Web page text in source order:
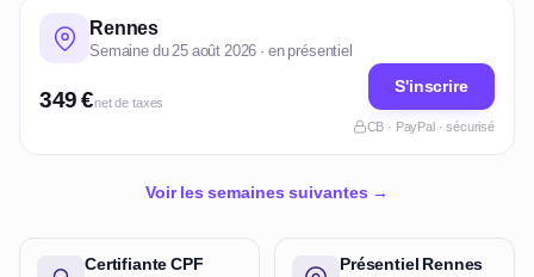
Rennes
Semaine du 25 août 2026 · en présentiel
349 €net de taxes
S'inscrire
CB · PayPal · sécurisé
Voir les semaines suivantes →
Certifiante CPF Présentiel Rennes